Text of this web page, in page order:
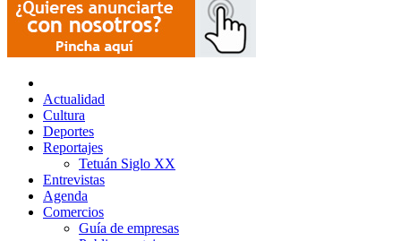
Actualidad
Cultura
Deportes
Reportajes
Tetuán Siglo XX
Entrevistas
Agenda
Comercios
Guía de empresas